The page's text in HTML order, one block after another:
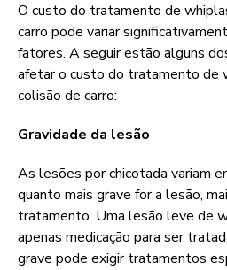
O custo do tratamento de
carro pode variar
fatores. A seguir estão alguns
afetar o custo do tratamento de
colisão de carro:
Gravidade da lesão
As lesões por chicotada variam
quanto mais grave for a lesão,
tratamento. Uma lesão leve de
apenas medicação para ser
grave pode exigir tratamentos